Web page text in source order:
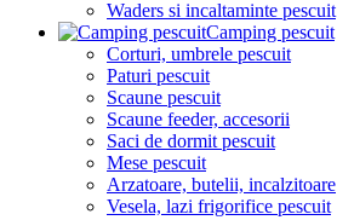
Waders si incaltaminte pescuit
Camping pescuit
Corturi, umbrele pescuit
Paturi pescuit
Scaune pescuit
Scaune feeder, accesorii
Saci de dormit pescuit
Mese pescuit
Arzatoare, butelii, incalzitoare
Vesela, lazi frigorifice pescuit